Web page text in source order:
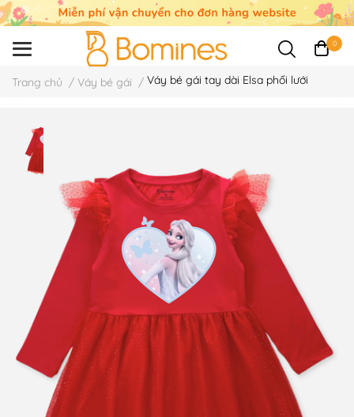
0
Trang chủ / Váy bé gái / Váy bé gái tay dài Elsa phối lưới